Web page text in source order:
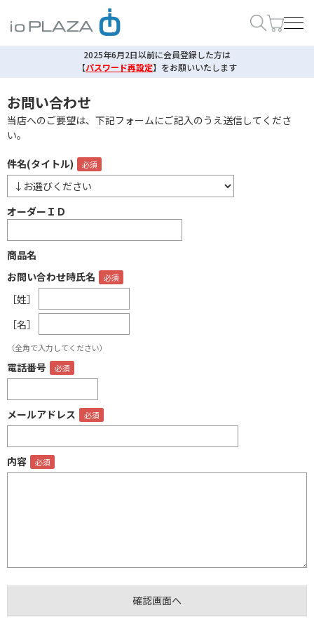
2025年6月2日以前に会員登録した方は
【パスワード再設定】 をお願いいたします
お問い合わせ
当店へのご要望は、下記フォームにご記入のうえ送信してくださ
い。
件名(タイトル)
オーダーＩＤ
商品名
お問い合わせ時氏名
［姓］
［名］
（全角で入力してください）
電話番号
メールアドレス
内容